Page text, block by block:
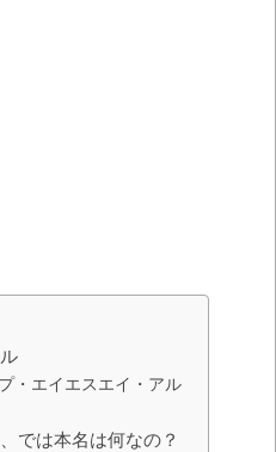
・エイエスエイ・アル
では本名は何なの？